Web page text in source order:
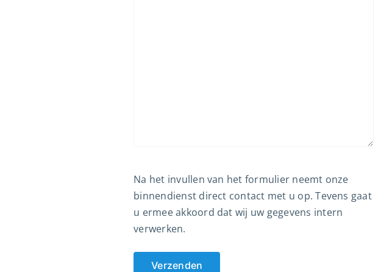
Na het invullen van het formulier neemt onze
binnendienst direct contact met u op. Tevens gaat
u ermee akkoord dat wij uw gegevens intern
verwerken.